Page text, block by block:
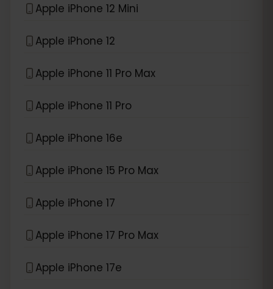
Apple iPhone 12 Mini
Apple iPhone 12
Apple iPhone 11 Pro Max
Apple iPhone 11 Pro
Apple iPhone 16e
Apple iPhone 15 Pro Max
Apple iPhone 17
Apple iPhone 17 Pro Max
Apple iPhone 17e